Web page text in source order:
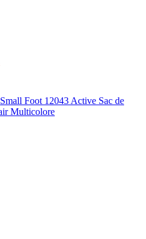
Small Foot 12043 Active Sac de
Multicolore